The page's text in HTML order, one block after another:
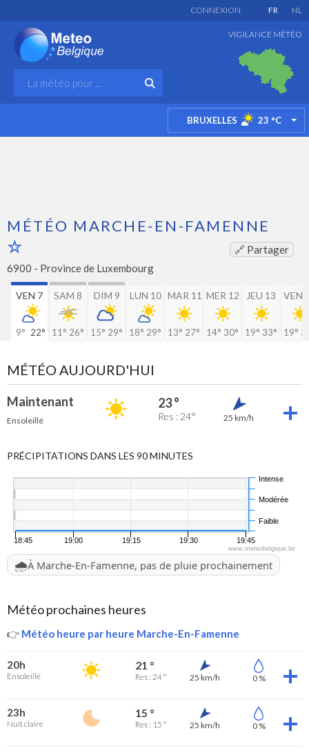
FR NL
CONNEXION
VIGILANCE MÉTÉO
BRUXELLES 23 °C
MÉTÉO MARCHE-EN-FAMENNE
🔗 Partager
6900 - Province de Luxembourg
VEN 7
9° 22°
SAM 8
11° 26°
DIM 9
15° 29°
LUN 10
18° 29°
MAR 11
13° 27°
MER 12
14° 30°
JEU 13
19° 33°
VEN
19°
MÉTÉO AUJOURD'HUI
Maintenant
Ensoleillé
23 °
Res : 24° 25 km/h
PRÉCIPITATIONS DANS LES 90 MINUTES
18:45 19:00 19:15 19:30 19:45
Faible
Modérée
Intense
www.meteobelgique.be
🌧️À Marche-En-Famenne, pas de pluie prochainement
Météo prochaines heures
👉 Météo heure par heure Marche-En-Famenne
20h
Ensoleillé
21 °
Res : 24 ° 25 km/h 0 %
23h
Nuit claire
15 °
Res : 15 ° 25 km/h 0 %